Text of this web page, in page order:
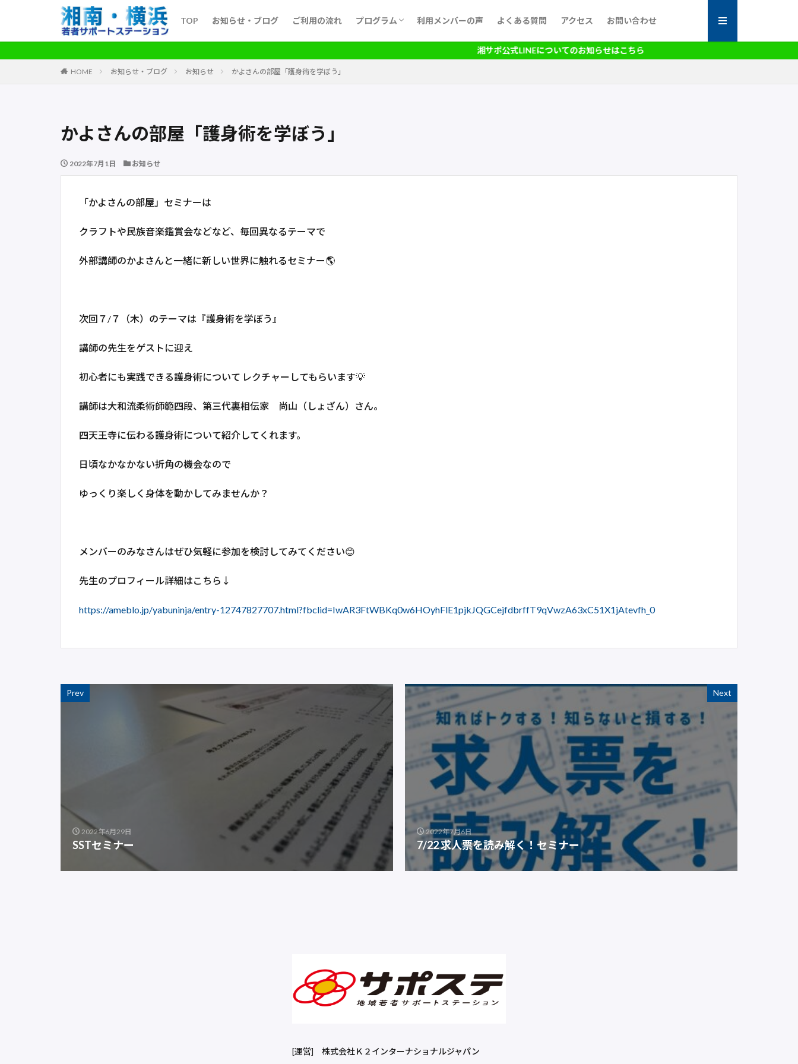
TOP お知らせ・ブログ ご利用の流れ プログラム 利用メンバーの声 よくある質問 アクセス お問い合わせ
湘サポ公式LINEについてのお知らせはこちら
HOME お知らせ・ブログ お知らせ かよさんの部屋「護身術を学ぼう」
かよさんの部屋「護身術を学ぼう」
2022年7月1日 お知らせ
「かよさんの部屋」セミナーは
クラフトや民族音楽鑑賞会などなど、毎回異なるテーマで
外部講師のかよさんと一緒に新しい世界に触れるセミナー🌎
次回７/７（木）のテーマは『護身術を学ぼう』
講師の先生をゲストに迎え
初心者にも実践できる護身術について レクチャーしてもらいます💡
講師は大和流柔術師範四段、第三代裏相伝家 尚山（しょざん）さん。
四天王寺に伝わる護身術について紹介してくれます。
日頃なかなかない折角の機会なので
ゆっくり楽しく身体を動かしてみませんか？
メンバーのみなさんはぜひ気軽に参加を検討してみてください😊
先生のプロフィール詳細はこちら↓
https://ameblo.jp/yabuninja/entry-12747827707.html?fbclid=IwAR3FtWBKq0w6HOyhFlE1pjkJQGCejfdbrffT9qVwzA63xC51X1jAtevfh_0
Prev
2022年6月29日
SSTセミナー
Next
2022年7月6日
7/22 求人票を読み解く！セミナー
[運営] 株式会社Ｋ２インターナショナルジャパン